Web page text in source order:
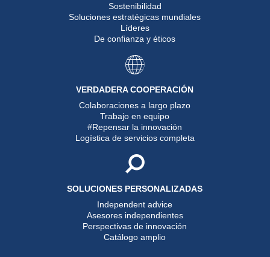
Sostenibilidad
Soluciones estratégicas mundiales
Líderes
De confianza y éticos
VERDADERA COOPERACIÓN
Colaboraciones a largo plazo
Trabajo en equipo
#Repensar la innovación
Logística de servicios completa
SOLUCIONES PERSONALIZADAS
Independent advice
Asesores independientes
Perspectivas de innovación
Catálogo amplio